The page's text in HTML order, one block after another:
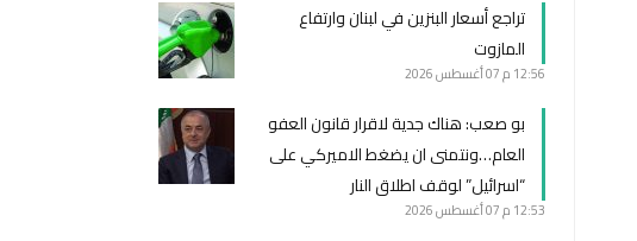
تراجع أسعار البنزين في لبنان وارتفاع
المازوت
12:56 م 07 أغسطس 2026
بو صعب: هناك جدية لاقرار قانون العفو
العام…ونتمنى ان يضغط الاميركي على
“اسرائيل” لوقف اطلاق النار
12:53 م 07 أغسطس 2026